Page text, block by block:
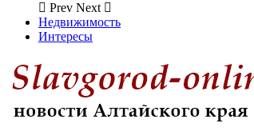
Prev Next
Недвижимость
Интересы